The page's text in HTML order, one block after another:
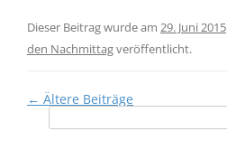
Dieser Beitrag wurde am 29. Juni 2015
den Nachmittagveröffentlicht.
Beitragsnavigation
← Ältere Beiträge